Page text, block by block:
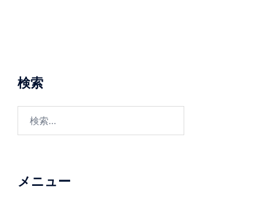
検索
メニュー